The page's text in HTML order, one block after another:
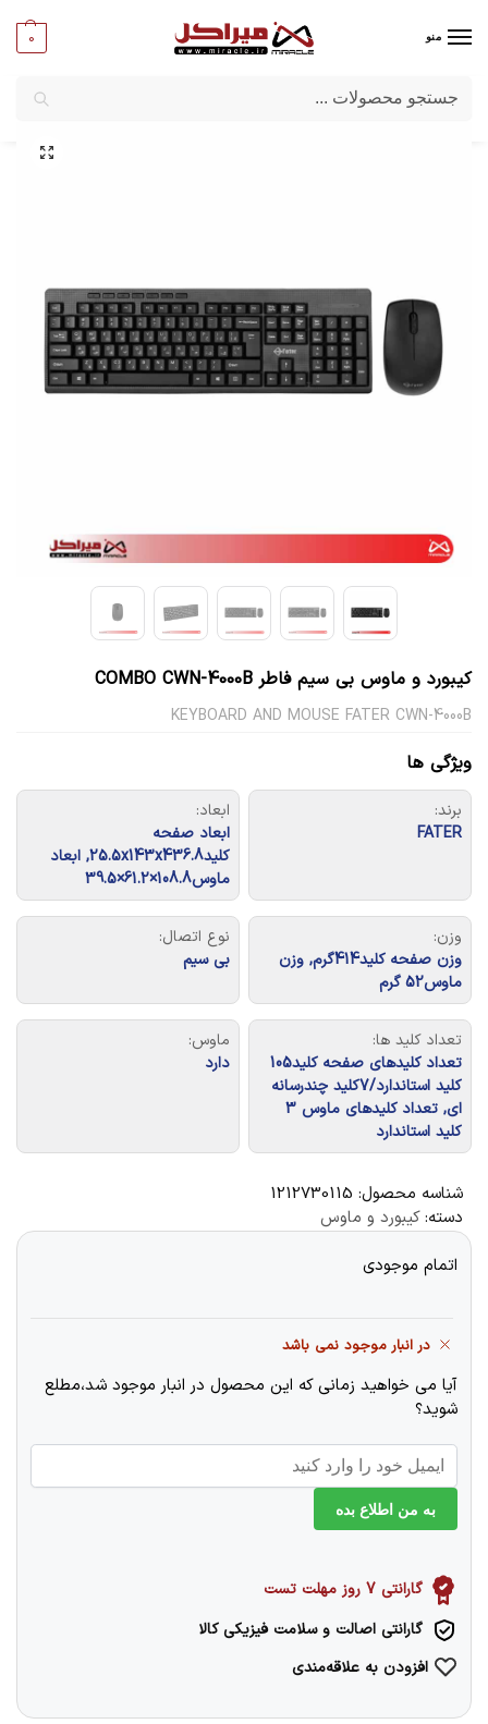
منو 0
میراکل/کامپیوتر/قطعات جانبی
کیبورد و ماوس بی سیم فاطر COMBO CWN-4000B
KEYBOARD AND MOUSE FATER CWN-4000B
ویژگی ها
برند:
FATER
ابعاد:
ابعاد صفحه
کلید25.5x143x436.8, ابعاد
ماوس108.8×61.2×39.5
وزن:
وزن صفحه کلید414گرم, وزن
ماوس52 گرم
نوع اتصال:
بی سیم
تعداد کلید ها:
تعداد کلیدهای صفحه کلید105
کلید استاندارد/7کلید چندرسانه
ای, تعداد کلیدهای ماوس 3
کلید استاندارد
ماوس:
دارد
شناسه محصول: 1212730115
دسته:کیبورد و ماوس
اتمام موجودی
در انبار موجود نمی باشد
آیا می خواهید زمانی که این محصول در انبار موجود شد،مطلع
شوید؟
به من اطلاع بده
گارانتی 7 روز مهلت تست
گارانتی اصالت و سلامت فیزیکی کالا
افزودن به علاقه‌مندی